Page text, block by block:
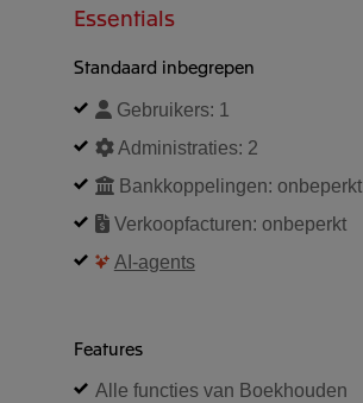
Essentials
Standaard inbegrepen
Gebruikers: 1
Administraties: 2
Bankkoppelingen: onbeperkt
Verkoopfacturen: onbeperkt
AI-agents
Features
Alle functies van Boekhouden